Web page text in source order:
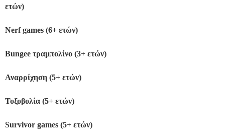
ετών)
Νerf games (6+ ετών)
Βungee τραμπολίνο (3+ ετών)
Αναρρίχηση (5+ ετών)
Τοξοβολία (5+ ετών)
Survivor games (5+ ετών)